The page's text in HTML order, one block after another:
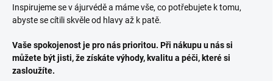
Inspirujeme se v ájurvédě a máme vše, co potřebujete k tomu,
abyste se cítili skvěle od hlavy až k patě.
Vaše spokojenost je pro nás prioritou. Při nákupu u nás si
můžete být jisti, že získáte výhody, kvalitu a péči, které si
zasloužíte.